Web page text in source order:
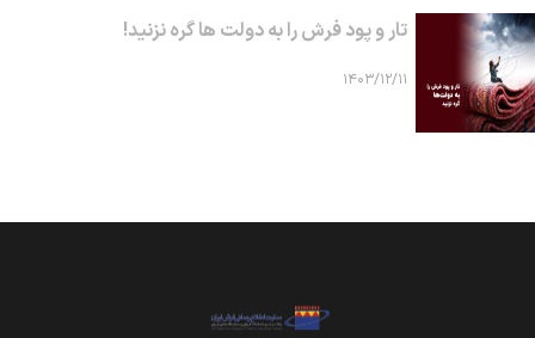
تار و پود فرش را به دولت ها گره نزنید!
۱۴۰۳/۱۲/۱۱